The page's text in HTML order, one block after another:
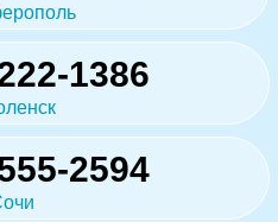
1386
2594